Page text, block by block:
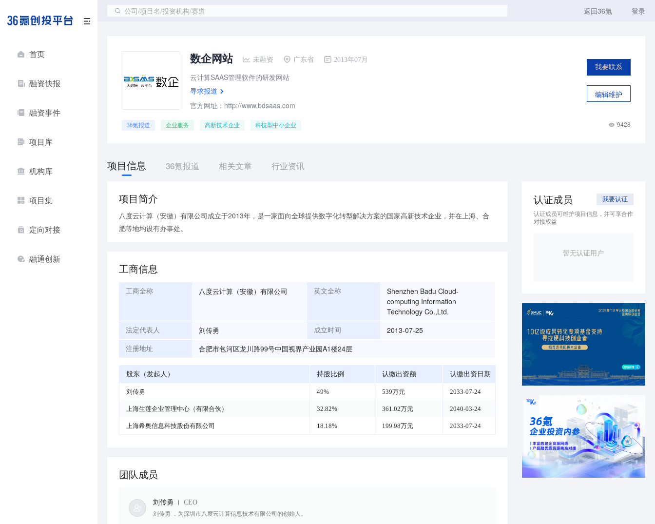
首页
融资快报
融资事件
项目库
机构库
项目集
定向对接
融通创新
公司/项目名/投资机构/赛道 返回36氪 登录
数企网站 未融资 广东省 2013年07月
云计算SAAS管理软件的研发网站
寻求报道
官方网址：http://www.bdsaas.com
我要联系
编辑维护
36氪报道 企业服务 高新技术企业 科技型中小企业 9428
项目信息 36氪报道 相关文章 行业资讯
项目简介
八度云计算（安徽）有限公司成立于2013年，是⼀家面向全球提供数字化转型解决方案的国家高新技术企业，并在上海、合
肥等地均设有办事处。
工商信息
工商全称 八度云计算（安徽）有限公司 英文全称
Shenzhen Badu Cloud-
computing Information
Technology Co.,Ltd.
法定代表人 刘传勇 成立时间 2013-07-25
注册地址 合肥市包河区龙川路99号中国视界产业园A1楼24层
股东（发起人） 持股比例 认缴出资额 认缴出资日期
刘传勇 49% 539万元 2033-07-24
上海生莲企业管理中心（有限合伙） 32.82% 361.02万元 2040-03-24
上海希奥信息科技股份有限公司 18.18% 199.98万元 2033-07-24
团队成员
刘传勇 CEO
刘传勇 ，为深圳市八度云计算信息技术有限公司的创始人。
认证成员 我要认证
认证成员可维护项目信息，并可享合作
对接权益
暂无认证用户